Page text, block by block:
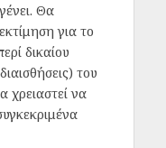
Θα
για το
δικαίου
του
να